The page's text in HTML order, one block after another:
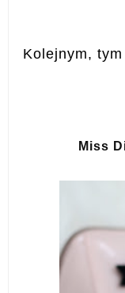
Kolejnym,
Miss